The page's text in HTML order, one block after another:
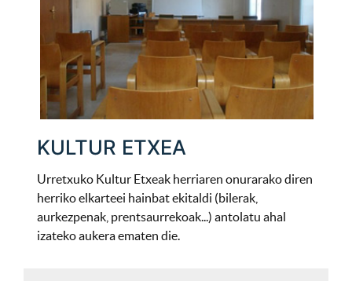
KULTUR ETXEA
Urretxuko Kultur Etxeak herriaren onurarako diren
herriko elkarteei hainbat ekitaldi (bilerak,
aurkezpenak, prentsaurrekoak...) antolatu ahal
izateko aukera ematen die.